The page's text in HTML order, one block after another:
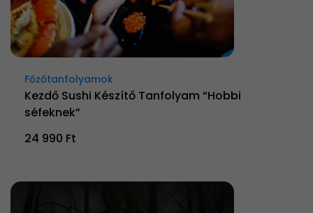
Főzőtanfolyamok
Kezdő Sushi Készítő Tanfolyam “Hobbi
séfeknek”
24 990 Ft